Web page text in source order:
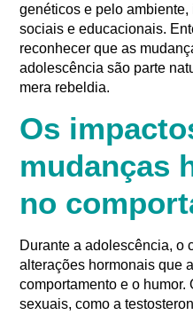
genéticos e pelo
sociais e educacionais.
reconhecer que as
adolescência são parte
mera rebeldia.
Os
mudanças
no
Durante a adolescência, o
alterações hormonais que
comportamento e o
sexuais, como a